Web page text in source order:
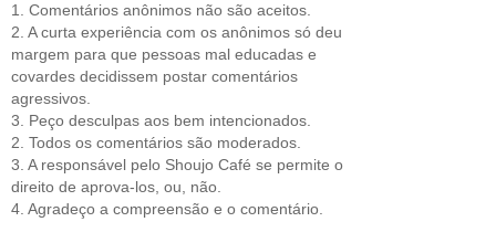
1. Comentários anônimos não são aceitos.
2. A curta experiência com os anônimos só deu
margem para que pessoas mal educadas e
covardes decidissem postar comentários
agressivos.
3. Peço desculpas aos bem intencionados.
2. Todos os comentários são moderados.
3. A responsável pelo Shoujo Café se permite o
direito de aprova-los, ou, não.
4. Agradeço a compreensão e o comentário.